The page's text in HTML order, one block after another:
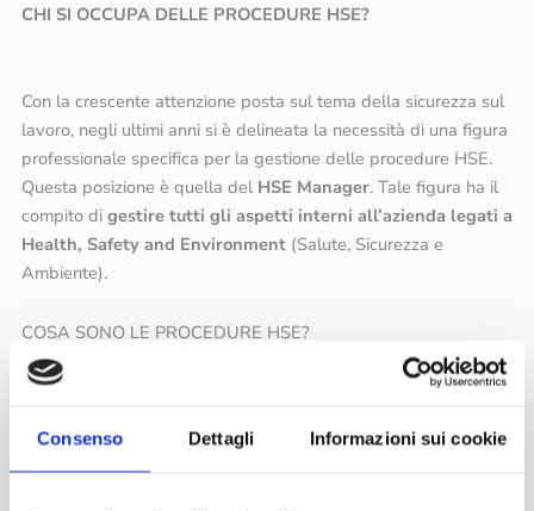
Consenso Dettagli Informazioni sui cookie
CHI SI OCCUPA DELLE PROCEDURE HSE?
Con la crescente attenzione posta sul tema della sicurezza sul
lavoro, negli ultimi anni si è delineata la necessità di una figura
professionale specifica per la gestione delle procedure HSE.
Questa posizione è quella del HSE Manager. Tale figura ha il
compito di gestire tutti gli aspetti interni all’azienda legati a
Health, Safety and Environment(Salute, Sicurezza e
Ambiente).
COSA SONO LE PROCEDURE HSE?
Salute e la Sicurezza negli Ambienti di lavoro. Sono regolate
dal Testo Unico per la sicurezza, che consiste nel